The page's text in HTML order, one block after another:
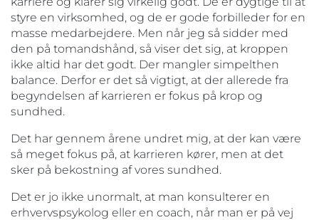
styre en virksomhed, og de er gode forbilleder for en
masse medarbejdere. Men når jeg så sidder med
den på tomandshånd, så viser det sig, at kroppen
ikke altid har det godt. Der mangler simpelthen
balance. Derfor er det så vigtigt, at der allerede fra
begyndelsen af karrieren er fokus på krop og
sundhed.
Det har gennem årene undret mig, at der kan være
så meget fokus på, at karrieren kører, men at det
sker på bekostning af vores sundhed.
Det er jo ikke unormalt, at man konsulterer en
erhvervspsykolog eller en coach, når man er på vej